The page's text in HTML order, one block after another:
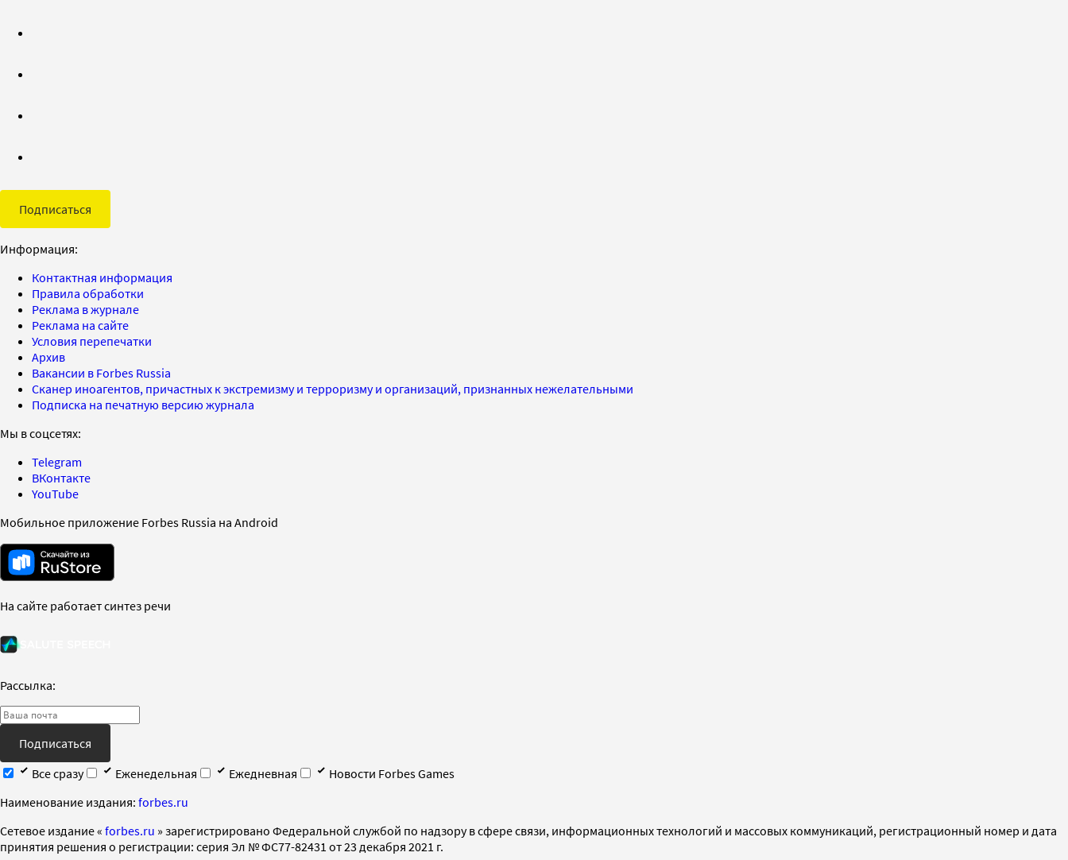
Подписаться
Информация:
Контактная информация
Правила обработки
Реклама в журнале
Реклама на сайте
Условия перепечатки
Архив
Вакансии в Forbes Russia
Сканер иноагентов, причастных к экстремизму и терроризму и организаций, признанных нежелательными
Подписка на печатную версию журнала
Мы в соцсетях:
Telegram
ВКонтакте
YouTube
Мобильное приложение Forbes Russia на Android
На сайте работает синтез речи
Рассылка:
Подписаться
Все сразу
Еженедельная Ежедневная
Новости Forbes Games
Наименование издания: forbes.ru
Cетевое издание « forbes.ru » зарегистрировано Федеральной службой по надзору в сфере связи, информационных технологий и массовых коммуникаций, регистрационный номер и дата
принятия решения о регистрации: серия Эл № ФС77-82431 от 23 декабря 2021 г.